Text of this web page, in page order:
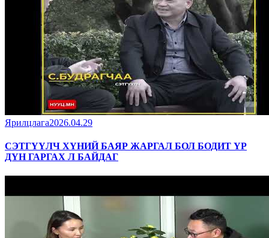
Ярилцлага2026.04.29
СЭТГҮҮЛЧ ХҮНИЙ БАЯР ЖАРГАЛ БОЛ БОДИТ ҮР
ДҮН ГАРГАХ Л БАЙДАГ